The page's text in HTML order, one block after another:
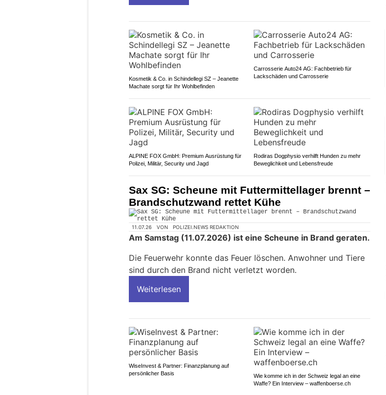
Kosmetik & Co. in Schindellegi SZ – Jeanette
Machate sorgt für Ihr Wohlbefinden
Carrosserie Auto24 AG: Fachbetrieb für
Lackschäden und Carrosserie
ALPINE FOX GmbH: Premium Ausrüstung für
Polizei, Militär, Security und Jagd
Rodiras Dogphysio verhilft Hunden zu mehr
Beweglichkeit und Lebensfreude
Sax SG: Scheune mit Futtermittellager brennt –
Brandschutzwand rettet Kühe
11.07.26 VON POLIZEI.NEWS REDAKTION
Am Samstag (11.07.2026) ist eine Scheune in Brand geraten.
Die Feuerwehr konnte das Feuer löschen. Anwohner und Tiere
sind durch den Brand nicht verletzt worden.
Weiterlesen
WiseInvest & Partner: Finanzplanung auf
persönlicher Basis
Wie komme ich in der Schweiz legal an eine
Waffe? Ein Interview – waffenboerse.ch